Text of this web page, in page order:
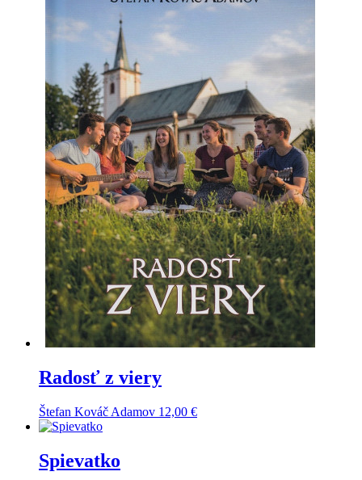
Radosť z viery
Štefan Kováč Adamov 12,00 €
Spievatko